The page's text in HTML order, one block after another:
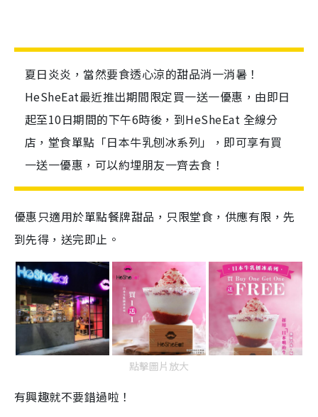
夏日炎炎，當然要食透心涼的甜品消一消暑！
HeSheEat最近推出期間限定買一送一優惠，由即日
起至10日期間的下午6時後，到HeSheEat 全線分
店，堂食單點「日本牛乳刨冰系列」，即可享有買
一送一優惠，可以約埋朋友一齊去食！
優惠只適用於單點餐牌甜品 ， 只限堂食，供應有限，先
到先得，送完即止 。
點擊圖片放大
有興趣就不要錯過啦！